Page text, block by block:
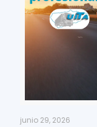
junio 29, 2026